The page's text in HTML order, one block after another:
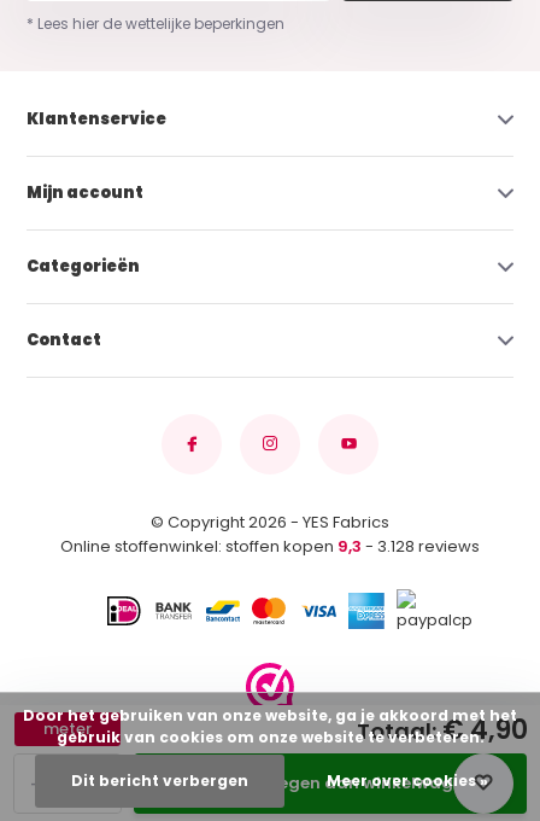
+
-
meter
Toevoegen aan winkelwagen
Totaal:€ 4,90
* Lees hier de wettelijke beperkingen
Klantenservice
Mijn account
Categorieën
Contact
© Copyright 2026 - YES Fabrics
Online stoffenwinkel: stoffen kopen 9,3 - 3.128 reviews
Door het gebruiken van onze website, ga je akkoord met het
gebruik van cookies om onze website te verbeteren.
Dit bericht verbergen Meer over cookies »